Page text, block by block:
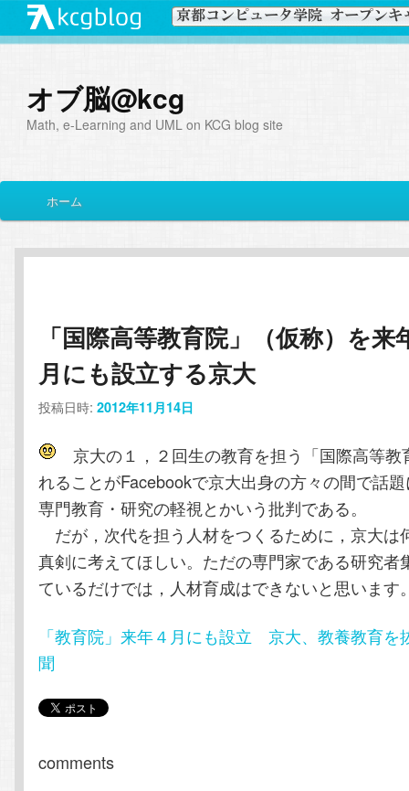
オブ脳@kcg
Math, e-Learning and UML on KCG blog site
イ
メ
イ
コ
ン
ン
ツ
へ
動
サ
ブ
ン
テ
ツ
へ
移
ホーム
「国際高等教育院」（仮称）を来
月にも設立する京大
投稿日時:2012年11月14日
京大の１，２回生の教育を担う「国際高等教
れることがFacebookで京大出身の方々の間で話
専門教育・研究の軽視とかいう批判である。
だが，次代を担う人材をつくるために，京大は
真剣に考えてほしい。ただの専門家である研究者
ているだけでは，人材育成はできないと思います
「教育院」来年４月にも設立 京大、教養教育を
聞
comments